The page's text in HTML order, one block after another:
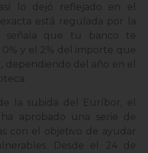
lo dejó reflejado en el
está regulada por la
señala que tu banco te
y el 2% del importe que
del año en el
la subida del Euríbor, el
aprobado una serie de
con el objetivo de ayudar
Desde el 24 de